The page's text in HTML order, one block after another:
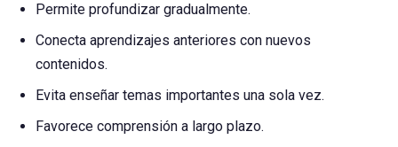
Permite profundizar gradualmente.
Conecta aprendizajes anteriores con nuevos
contenidos.
Evita enseñar temas importantes una sola vez.
Favorece comprensión a largo plazo.